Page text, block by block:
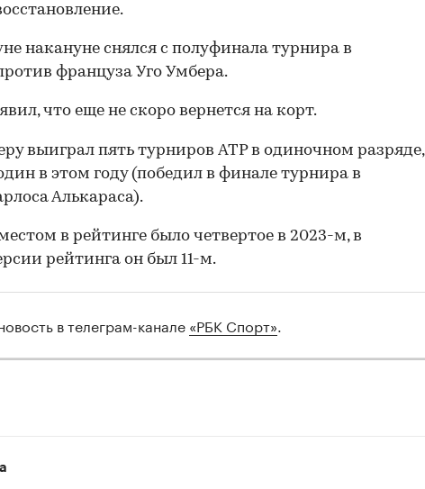
накануне снялся с полуфинала турнира в
француза Уго Умбера.
что еще не скоро вернется на корт.
выиграл пять турниров ATP в одиночном разряде,
в этом году (победил в финале турнира в
Алькараса).
в рейтинге было четвертое в 2023-м, в
рейтинга он был 11-м.
в телеграм-канале «РБК Спорт»